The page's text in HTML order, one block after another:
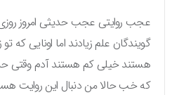
عجب روایتی عجب حدیثی امروز
گویندگان علم زیادند اما اونایی که
هستند خیلی کم هستند آدم وقتی
که خب حالا من دنبال این روایت